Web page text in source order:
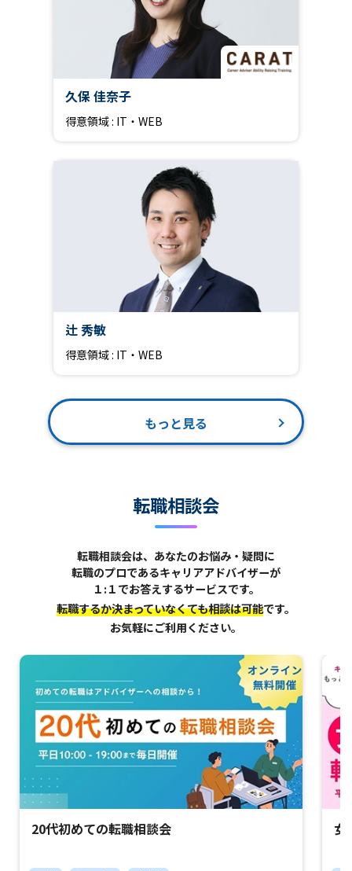
久保 佳奈子
得意領域 : IT・WEB
辻 秀敏
得意領域 : IT・WEB
もっと見る
転職相談会
転職相談会は、あなたのお悩み・疑問に
転職のプロであるキャリアアドバイザーが
１:１でお答えするサービスです。
転職するか決まっていなくても相談は可能です。
お気軽にご利用ください。
20代初めての転職相談会 女